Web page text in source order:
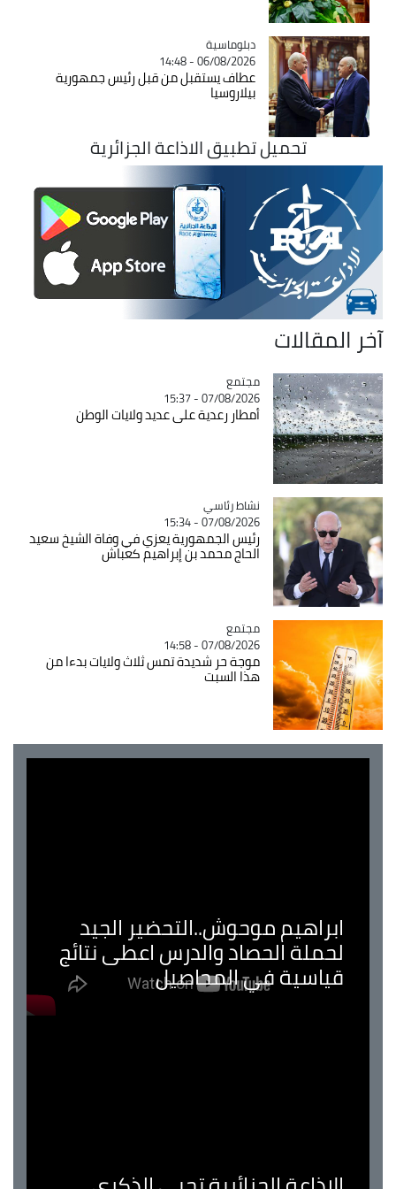
Catégorie
دبلوماسية
06/08/2026 - 14:48
عطاف يستقبل من قبل رئيس جمهورية
بيلاروسيا
تحميل تطبيق الاذاعة الجزائرية
آخر المقالات
Catégorie
مجتمع
07/08/2026 - 15:37
أمطار رعدية على عديد ولايات الوطن
Catégorie
نشاط رئاسي
07/08/2026 - 15:34
رئيس الجمهورية يعزي في وفاة الشيخ سعيد
الحاج محمد بن إبراهيم كعباش
Catégorie
مجتمع
07/08/2026 - 14:58
موجة حر شديدة تمس ثلاث ولايات بدءا من
هذا السبت
ابراهيم موحوش..التحضير الجيد
لحملة الحصاد والدرس اعطى نتائج
قياسية في المحاصيل